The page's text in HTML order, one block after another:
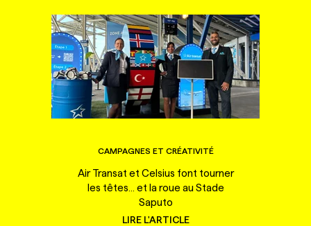
CAMPAGNES ET CRÉATIVITÉ
Air Transat et Celsius font tourner
les têtes... et la roue au Stade
Saputo
LIRE L'ARTICLE